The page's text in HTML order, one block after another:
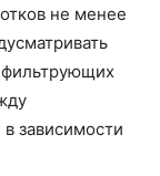
не менее
зависимости